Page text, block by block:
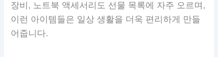
장비, 노트북 액세서리도 선물 목록에 자주 오르며,
이런 아이템들은 일상 생활을 더욱 편리하게 만들
어줍니다.